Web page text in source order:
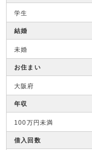
学生
結婚
未婚
お住まい
大阪府
年収
100万円未満
借入回数